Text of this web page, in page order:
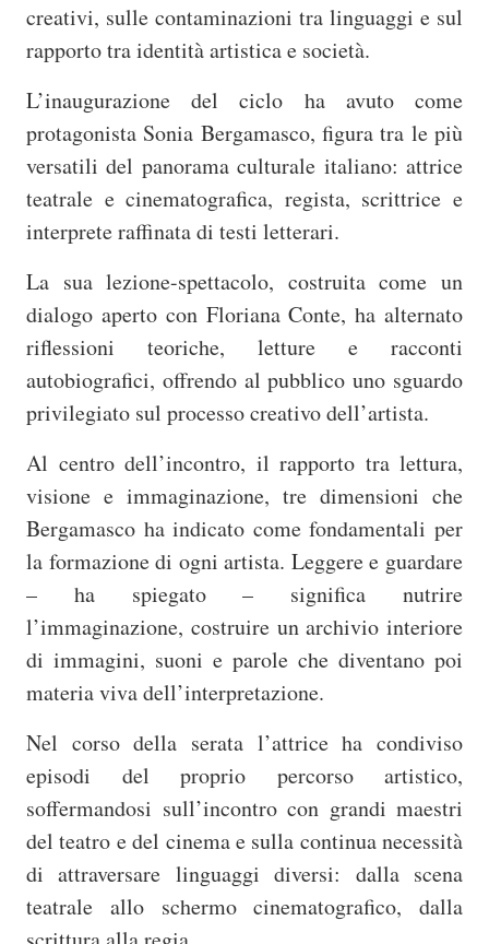
creativi, sulle contaminazioni tra linguaggi e sul
rapporto tra identità artistica e società.
L’inaugurazione del ciclo ha avuto come
protagonista Sonia Bergamasco, figura tra le più
versatili del panorama culturale italiano: attrice
teatrale e cinematografica, regista, scrittrice e
interprete raffinata di testi letterari.
La sua lezione-spettacolo, costruita come un
dialogo aperto con Floriana Conte, ha alternato
riflessioni teoriche, letture e racconti
autobiografici, offrendo al pubblico uno sguardo
privilegiato sul processo creativo dell’artista.
Al centro dell’incontro, il rapporto tra lettura,
visione e immaginazione, tre dimensioni che
Bergamasco ha indicato come fondamentali per
la formazione di ogni artista. Leggere e guardare
– ha spiegato – significa nutrire
l’immaginazione, costruire un archivio interiore
di immagini, suoni e parole che diventano poi
materia viva dell’interpretazione.
Nel corso della serata l’attrice ha condiviso
episodi del proprio percorso artistico,
soffermandosi sull’incontro con grandi maestri
del teatro e del cinema e sulla continua necessità
di attraversare linguaggi diversi: dalla scena
teatrale allo schermo cinematografico, dalla